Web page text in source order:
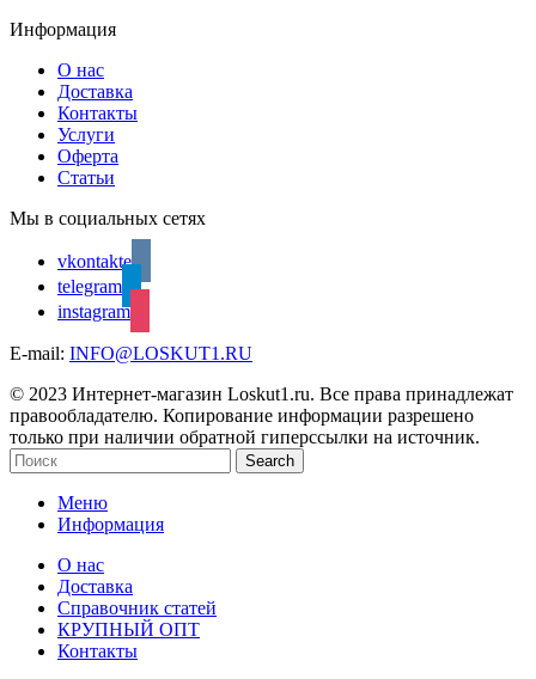
Информация
О нас
Доставка
Контакты
Услуги
Оферта
Статьи
Мы в социальных сетях
vkontakte
telegram
instagram
E-mail: INFO@LOSKUT1.RU
© 2023 Интернет-магазин Loskut1.ru. Все права принадлежат
правообладателю. Копирование информации разрешено
только при наличии обратной гиперссылки на источник.
Search
Меню
Информация
О нас
Доставка
Справочник статей
КРУПНЫЙ ОПТ
Контакты